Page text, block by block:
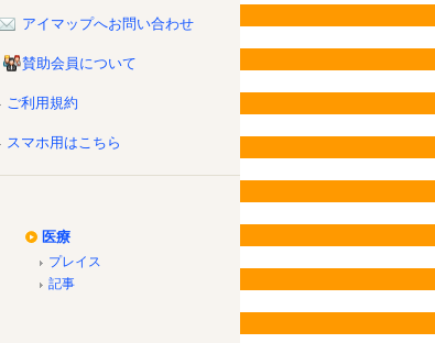
アイマップへお問い合わせ
賛助会員について
ご利用規約
スマホ用はこちら
医療
プレイス
記事